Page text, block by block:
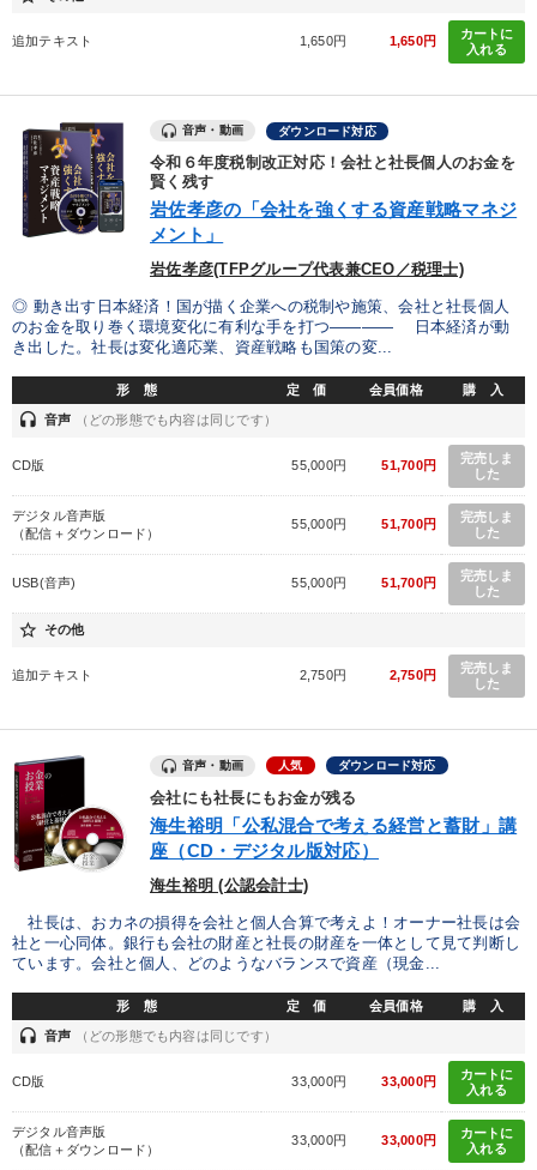
追加テキスト 1,650円 1,650円
カートに
入れる
音声・動画 ダウンロード対応
令和６年度税制改正対応！会社と社長個人のお金を
賢く残す
岩佐孝彦の「会社を強くする資産戦略マネジ
メント」
岩佐孝彦(TFPグループ代表兼CEO／税理士)
◎ 動き出す日本経済！国が描く企業への税制や施策、会社と社長個人
のお金を取り巻く環境変化に有利な手を打つ―――― 日本経済が動
き出した。社長は変化適応業、資産戦略も国策の変...
形 態 定 価 会員価格 購 入
headset 音声 （どの形態でも内容は同じです）
CD版 55,000円 51,700円
完売しま
した
デジタル音声版
（配信＋ダウンロード）
55,000円 51,700円
完売しま
した
USB(音声) 55,000円 51,700円
完売しま
した
star_border その他
追加テキスト 2,750円 2,750円
完売しま
した
音声・動画 人気 ダウンロード対応
会社にも社長にもお金が残る
海生裕明「公私混合で考える経営と蓄財」講
座（CD・デジタル版対応）
海生裕明 (公認会計士)
社長は、おカネの損得を会社と個人合算で考えよ！オーナー社長は会
社と一心同体。銀行も会社の財産と社長の財産を一体として見て判断し
ています。会社と個人、どのようなバランスで資産（現金...
形 態 定 価 会員価格 購 入
headset 音声 （どの形態でも内容は同じです）
CD版 33,000円 33,000円
カートに
入れる
デジタル音声版
（配信＋ダウンロード）
33,000円 33,000円
カートに
入れる